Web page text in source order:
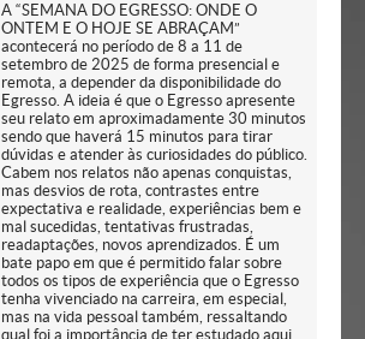
A “SEMANA DO EGRESSO: ONDE O
ONTEM E O HOJE SE ABRAÇAM”
acontecerá no período de 8 a 11 de
setembro de 2025 de forma presencial e
remota, a depender da disponibilidade do
Egresso. A ideia é que o Egresso apresente
seu relato em aproximadamente 30 minutos
sendo que haverá 15 minutos para tirar
dúvidas e atender às curiosidades do público.
Cabem nos relatos não apenas conquistas,
mas desvios de rota, contrastes entre
expectativa e realidade, experiências bem e
mal sucedidas, tentativas frustradas,
readaptações, novos aprendizados. É um
bate papo em que é permitido falar sobre
todos os tipos de experiência que o Egresso
tenha vivenciado na carreira, em especial,
mas na vida pessoal também, ressaltando
qual foi a importância de ter estudado aqui